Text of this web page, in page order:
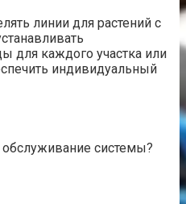
линии для растений с
для каждого участка или
индивидуальный
системы?